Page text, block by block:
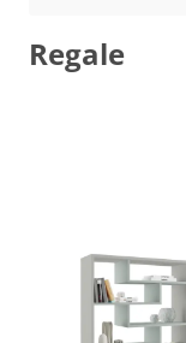
Regale